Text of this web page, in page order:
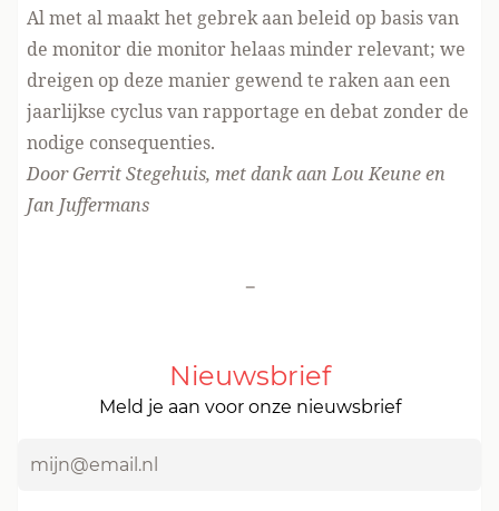
Al met al maakt het gebrek aan beleid op basis van
de monitor die monitor helaas minder relevant; we
dreigen op deze manier gewend te raken aan een
jaarlijkse cyclus van rapportage en debat zonder de
nodige consequenties.
Door Gerrit Stegehuis, met dank aan Lou Keune en
Jan Juffermans
-
Nieuwsbrief
Meld je aan voor onze nieuwsbrief